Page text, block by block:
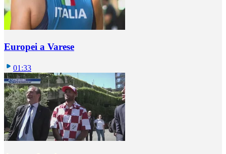
Europei a Varese
01:33